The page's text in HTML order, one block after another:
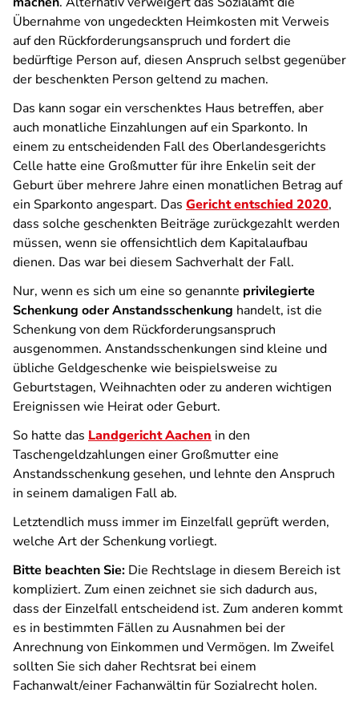
Übernahme von ungedeckten Heimkosten mit Verweis
auf den Rückforderungsanspruch und fordert die
bedürftige Person auf, diesen Anspruch selbst gegenüber
der beschenkten Person geltend zu machen.
Das kann sogar ein verschenktes Haus betreffen, aber
auch monatliche Einzahlungen auf ein Sparkonto. In
einem zu entscheidenden Fall des Oberlandesgerichts
Celle hatte eine Großmutter für ihre Enkelin seit der
Geburt über mehrere Jahre einen monatlichen Betrag auf
ein Sparkonto angespart. Das Gericht entschied 2020,
dass solche geschenkten Beiträge zurückgezahlt werden
müssen, wenn sie offensichtlich dem Kapitalaufbau
dienen. Das war bei diesem Sachverhalt der Fall.
Nur, wenn es sich um eine so genannte privilegierte
Schenkung oder Anstandsschenkung handelt, ist die
Schenkung von dem Rückforderungsanspruch
ausgenommen. Anstandsschenkungen sind kleine und
übliche Geldgeschenke wie beispielsweise zu
Geburtstagen, Weihnachten oder zu anderen wichtigen
Ereignissen wie Heirat oder Geburt.
So hatte das Landgericht Aachen in den
Taschengeldzahlungen einer Großmutter eine
Anstandsschenkung gesehen, und lehnte den Anspruch
in seinem damaligen Fall ab.
Letztendlich muss immer im Einzelfall geprüft werden,
welche Art der Schenkung vorliegt.
Bitte beachten Sie: Die Rechtslage in diesem Bereich ist
kompliziert. Zum einen zeichnet sie sich dadurch aus,
dass der Einzelfall entscheidend ist. Zum anderen kommt
es in bestimmten Fällen zu Ausnahmen bei der
Anrechnung von Einkommen und Vermögen. Im Zweifel
sollten Sie sich daher Rechtsrat bei einem
Fachanwalt/einer Fachanwältin für Sozialrecht holen.